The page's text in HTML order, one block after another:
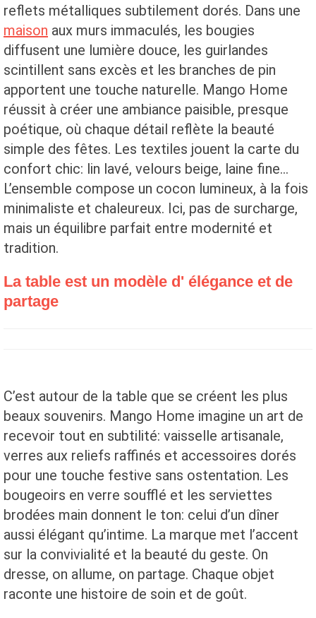
reflets métalliques subtilement dorés. Dans une
maison aux murs immaculés, les bougies
diffusent une lumière douce, les guirlandes
scintillent sans excès et les branches de pin
apportent une touche naturelle. Mango Home
réussit à créer une ambiance paisible, presque
poétique, où chaque détail reflète la beauté
simple des fêtes. Les textiles jouent la carte du
confort chic: lin lavé, velours beige, laine fine…
L’ensemble compose un cocon lumineux, à la fois
minimaliste et chaleureux. Ici, pas de surcharge,
mais un équilibre parfait entre modernité et
tradition.
La table est un modèle d' élégance et de
partage
C’est autour de la table que se créent les plus
beaux souvenirs. Mango Home imagine un art de
recevoir tout en subtilité: vaisselle artisanale,
verres aux reliefs raffinés et accessoires dorés
pour une touche festive sans ostentation. Les
bougeoirs en verre soufflé et les serviettes
brodées main donnent le ton: celui d’un dîner
aussi élégant qu’intime. La marque met l’accent
sur la convivialité et la beauté du geste. On
dresse, on allume, on partage. Chaque objet
raconte une histoire de soin et de goût.